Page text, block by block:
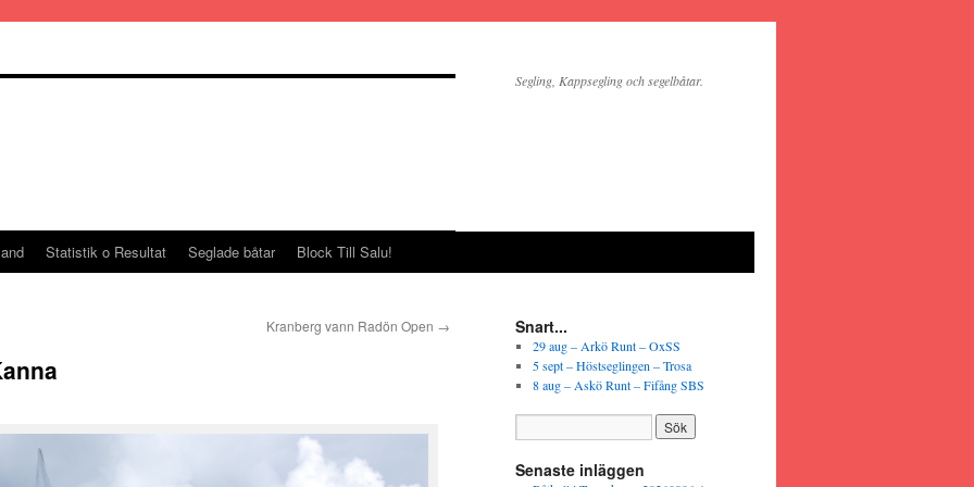
Segling, Kappsegling och segelbåtar.
Statistik o Resultat Seglade båtar Block Till Salu!
Kranberg vann Radön Open → Snart...
29 aug – Arkö Runt – OxSS
5 sept – Höstseglingen – Trosa
8 aug – Askö Runt – Fifång SBS
Senaste inläggen